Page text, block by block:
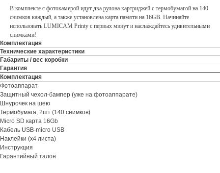
В комплекте с фотокамерой идут два рулона картриджей с термобумагой на 140
снимков каждый, а также установлена карта памяти на 16GB. Начинайте
использовать LUMICAM Printy с первых минут и наслаждайтесь удивительными
снимками!
Комплектация
Технические характеристики
Габариты / вес коробки
Гарантия
Комплектация
Фотоаппарат
Защитный чехол-бампер (уже на фотоаппарате)
Шнурочек на шею
Термобумага, 2шт (140 снимков)
Micro SD карта 16Gb
Кабель USB-micro USB
Наклейки (х4 листа)
Инструкция
Гарантийный талон